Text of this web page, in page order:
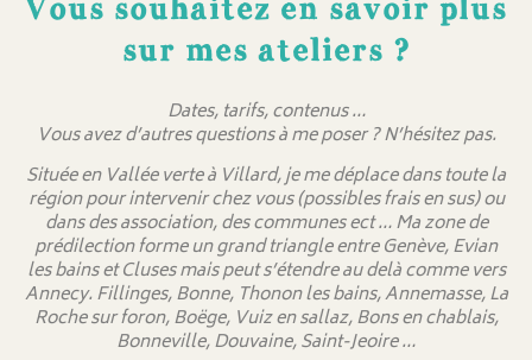
Vous souhaitez en savoir plus
sur mes ateliers ?
Dates, tarifs, contenus …
Vous avez d’autres questions à me poser ? N’hésitez pas.
Située en Vallée verte à Villard, je me déplace dans toute la
région pour intervenir chez vous (possibles frais en sus) ou
dans des association, des communes ect … Ma zone de
prédilection forme un grand triangle entre Genève, Evian
les bains et Cluses mais peut s’étendre au delà comme vers
Annecy. Fillinges, Bonne, Thonon les bains, Annemasse, La
Roche sur foron, Boëge, Vuiz en sallaz, Bons en chablais,
Bonneville, Douvaine, Saint-Jeoire …